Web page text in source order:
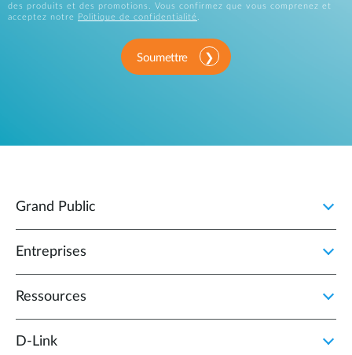
des produits et des promotions. Vous confirmez que vous comprenez et
acceptez notre
Politique de confidentialité
Soumettre
Grand Public
Entreprises
Ressources
D‑Link